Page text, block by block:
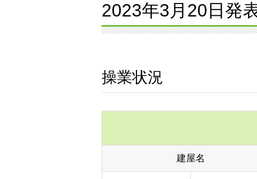
2023年3月20日発
操業状況
建屋名